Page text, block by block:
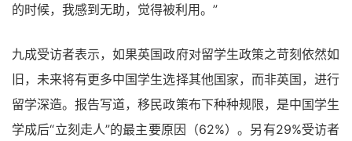
的时候，我感到无助，觉得被利用。”
九成受访者表示，如果英国政府对留学生政策之苛刻依然如
旧，未来将有更多中国学生选择其他国家，而非英国，进行
留学深造。报告写道，移民政策布下种种规限，是中国学生
学成后“立刻走人”的最主要原因（62%）。另有29%受访者